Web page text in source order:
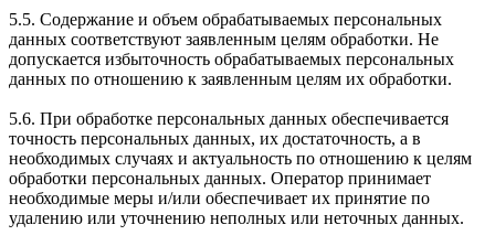
5.5. Содержание и объем обрабатываемых персональных
данных соответствуют заявленным целям обработки. Не
допускается избыточность обрабатываемых персональных
данных по отношению к заявленным целям их обработки.
5.6. При обработке персональных данных обеспечивается
точность персональных данных, их достаточность, а в
необходимых случаях и актуальность по отношению к целям
обработки персональных данных. Оператор принимает
необходимые меры и/или обеспечивает их принятие по
удалению или уточнению неполных или неточных данных.